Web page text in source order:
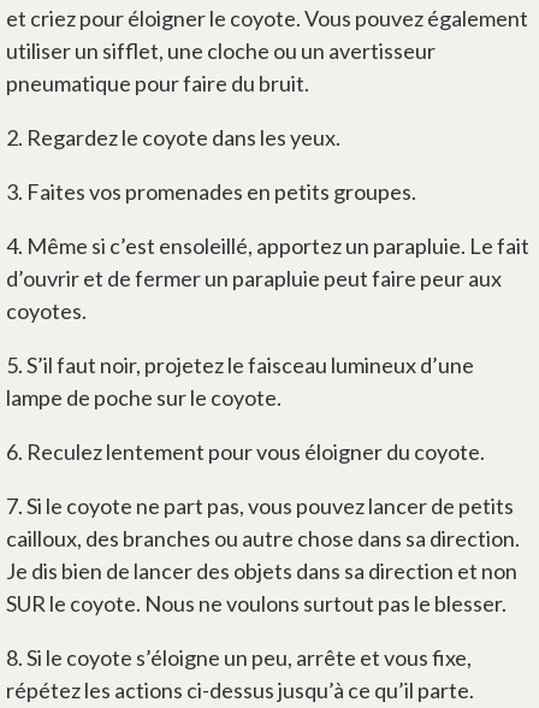
et criez pour éloigner le coyote. Vous pouvez également
utiliser un sifflet, une cloche ou un avertisseur
pneumatique pour faire du bruit.
2. Regardez le coyote dans les yeux.
3. Faites vos promenades en petits groupes.
4. Même si c’est ensoleillé, apportez un parapluie. Le fait
d’ouvrir et de fermer un parapluie peut faire peur aux
coyotes.
5.S’il faut noir, projetez le faisceau lumineux d’une
lampe de poche sur le coyote.
6. Reculez lentement pour vous éloigner du coyote.
7.Si le coyote ne part pas, vous pouvez lancer de petits
cailloux, des branches ou autre chose dans sa direction.
Je dis bien de lancer des objets dans sa direction et non
SUR le coyote. Nous ne voulons surtout pas le blesser.
8.Si le coyote s’éloigne un peu, arrête et vous fixe,
répétez les actions ci-dessus jusqu’à ce qu’il parte.